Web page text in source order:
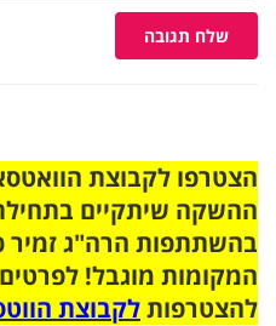
שלח תגובה
ההשקה שיתקיים
בהשתתפות הרה"ג זמיר
המקומות מוגבל!
להצטרפותלקבוצת